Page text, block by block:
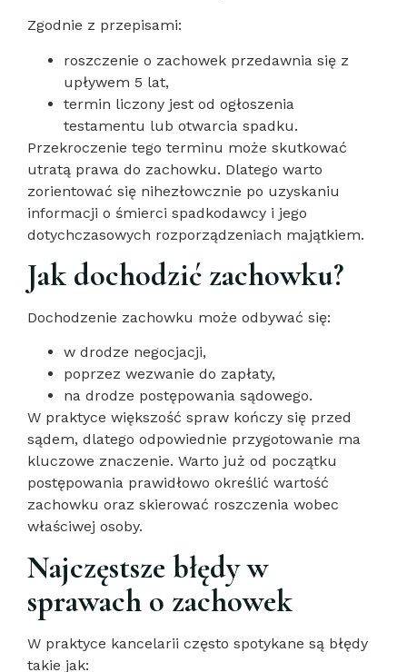
Zgodnie z przepisami:
roszczenie o zachowek przedawnia się z
upływem 5 lat,
termin liczony jest od ogłoszenia
testamentu lub otwarcia spadku.
Przekroczenie tego terminu może skutkować
utratą prawa do zachowku. Dlatego warto
zorientować się nihezłowcznie po uzyskaniu
informacji o śmierci spadkodawcy i jego
dotychczasowych rozporządzeniach majątkiem.
Jak dochodzić zachowku?
Dochodzenie zachowku może odbywać się:
w drodze negocjacji,
poprzez wezwanie do zapłaty,
na drodze postępowania sądowego.
W praktyce większość spraw kończy się przed
sądem, dlatego odpowiednie przygotowanie ma
kluczowe znaczenie. Warto już od początku
postępowania prawidłowo określić wartość
zachowku oraz skierować roszczenia wobec
właściwej osoby.
Najczęstsze błędy w
sprawach o zachowek
W praktyce kancelarii często spotykane są błędy
takie jak: